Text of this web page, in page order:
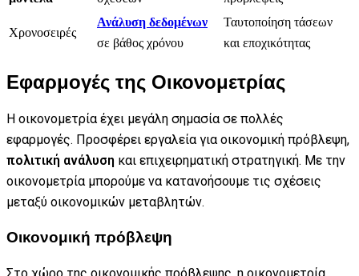
Χρονοσειρές
Ανάλυση δεδομένων
σε βάθος χρόνου
Ταυτοποίηση τάσεων
και εποχικότητας
Εφαρμογές της Οικονομετρίας
Η οικονομετρία έχει μεγάλη σημασία σε πολλές
εφαρμογές. Προσφέρει εργαλεία για οικονομική πρόβλεψη,
πολιτική ανάλυση και επιχειρηματική στρατηγική. Με την
οικονομετρία μπορούμε να κατανοήσουμε τις σχέσεις
μεταξύ οικονομικών μεταβλητών.
Οικονομική πρόβλεψη